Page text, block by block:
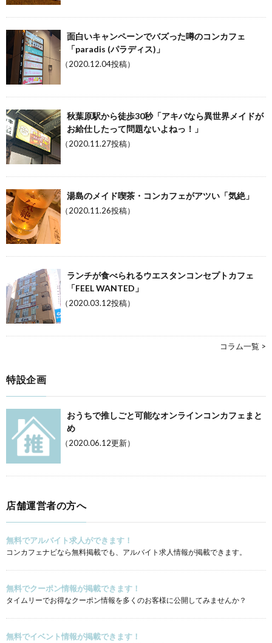
面白いキャンペーンでバズった噂のコンカフェ
「paradis (パラディス)」
（2020.12.04投稿）
秋葉原駅から徒歩30秒「アキバなら異世界メイドが
お給仕したって問題ないよねっ！」
（2020.11.27投稿）
湯島のメイド喫茶・コンカフェがアツい「気絶」
（2020.11.26投稿）
ランチが食べられるウエスタンコンセプトカフェ
「FEEL WANTED」
（2020.03.12投稿）
コラム一覧 >
特設企画
おうちで推しごと可能なオンラインコンカフェまと
め
（2020.06.12更新）
店舗運営者の方へ
無料でアルバイト求人ができます！
コンカフェナビなら無料掲載でも、アルバイト求人情報が掲載できます。
無料でクーポン情報が掲載できます！
タイムリーでお得なクーポン情報を多くのお客様に公開してみませんか？
無料でイベント情報が掲載できます！